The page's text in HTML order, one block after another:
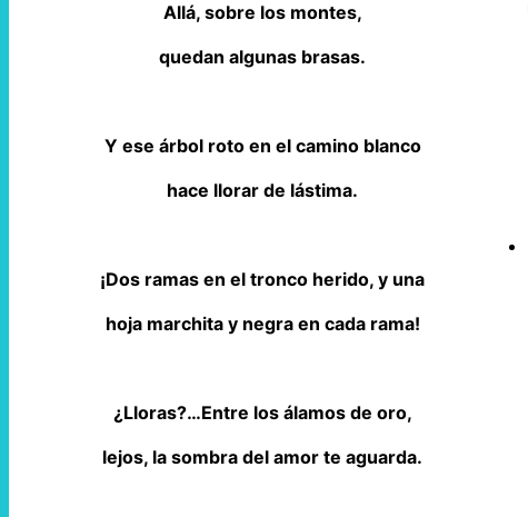
Allá, sobre los montes,
quedan algunas brasas.
Y ese árbol roto en el camino blanco
hace llorar de lástima.
¡Dos ramas en el tronco herido, y una
hoja marchita y negra en cada rama!
¿Lloras?…Entre los álamos de oro,
lejos, la sombra del amor te aguarda.